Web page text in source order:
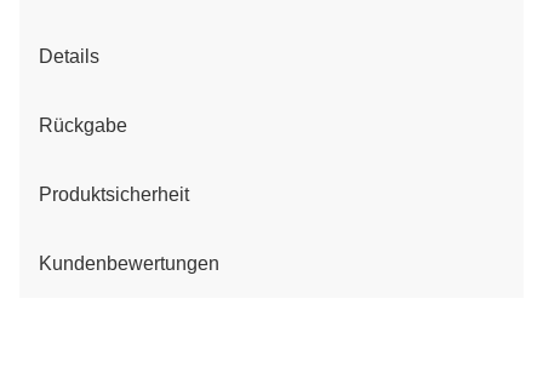
Details
Rückgabe
Produktsicherheit
Kundenbewertungen